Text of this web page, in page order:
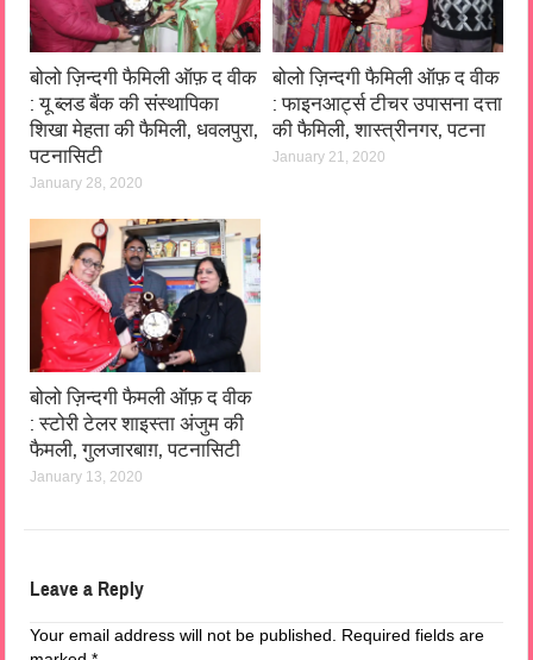
बोलो ज़िन्दगी फैमिली ऑफ़ द वीक
: यू ब्लड बैंक की संस्थापिका
शिखा मेहता की फैमिली, धवलपुरा,
पटनासिटी
January 28, 2020
बोलो ज़िन्दगी फैमिली ऑफ़ द वीक
: फाइनआर्ट्स टीचर उपासना दत्ता
की फैमिली, शास्त्रीनगर, पटना
January 21, 2020
बोलो ज़िन्दगी फैमली ऑफ़ द वीक
: स्टोरी टेलर शाइस्ता अंजुम की
फैमली, गुलजारबाग़, पटनासिटी
January 13, 2020
Leave a Reply
Your email address will not be published.
Required fields are